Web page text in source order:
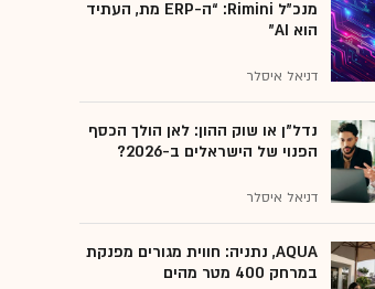
מנכ״ל Rimini: “ה-ERP מת, העתיד
הוא AI"
דניאל איסלר
נדל"ן או שוק ההון: לאן הולך הכסף
הפנוי של הישראלים ב-2026?
דניאל איסלר
AQUA, נתניה: חווית מגורים מפנקת
במרחק 400 מטר מהים